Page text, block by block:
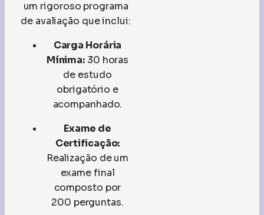
um rigoroso programa
de avaliação que inclui:
Carga Horária
Mínima: 30 horas
de estudo
obrigatório e
acompanhado.
Exame de
Certificação:
Realização de um
exame final
composto por
200 perguntas.